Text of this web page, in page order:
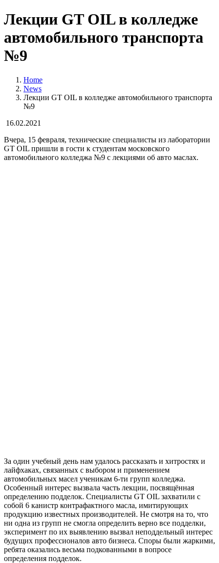
Лекции GT OIL в колледже
автомобильного транспорта
№9
Home
News
Лекции GT OIL в колледже автомобильного транспорта
№9
16.02.2021
Вчера, 15 февраля, технические специалисты из лаборатории
GT OIL пришли в гости к студентам московского
автомобильного колледжа №9 с лекциями об авто маслах.
За один учебный день нам удалось рассказать и хитростях и
лайфхаках, связанных с выбором и применением
автомобильных масел ученикам 6-ти групп колледжа.
Особенный интерес вызвала часть лекции, посвящённая
определению подделок. Специалисты GT OIL захватили с
собой 6 канистр контрафактного масла, имитирующих
продукцию известных производителей. Не смотря на то, что
ни одна из групп не смогла определить верно все подделки,
эксперимент по их выявлению вызвал неподдельный интерес
будущих профессионалов авто бизнеса. Споры были жаркими,
ребята оказались весьма подкованными в вопросе
определения подделок.